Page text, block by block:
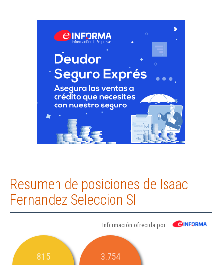
Resumen de posiciones de Isaac
Fernandez Seleccion Sl
Información ofrecida por
815 3.754